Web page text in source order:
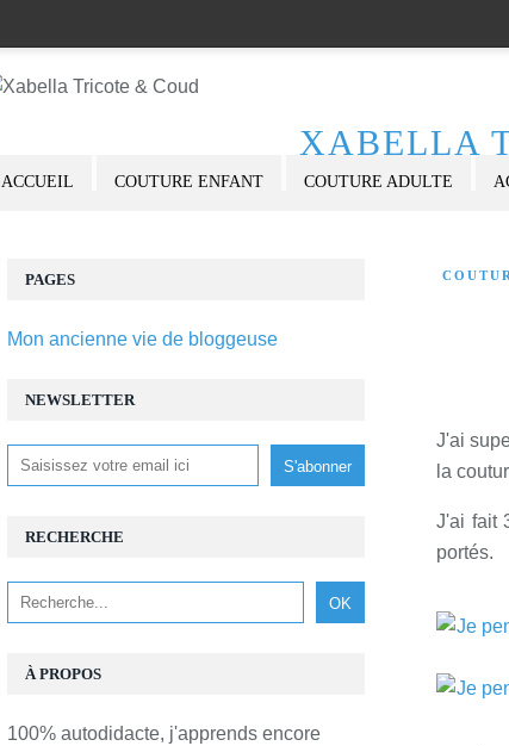
XABELLA
ACCUEIL COUTURE ENFANT COUTURE ADULTE
J'ai
la
J'ai fait
portés.
NEWSLETTER
RECHERCHE
À PROPOS
100% autodidacte, j'apprends encore
PAGES
Mon ancienne vie de bloggeuse